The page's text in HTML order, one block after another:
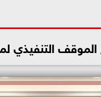
الموقف التنفيذي